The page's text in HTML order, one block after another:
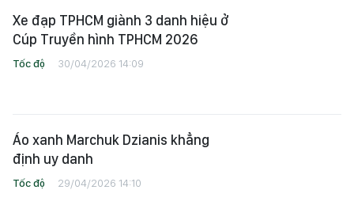
Xe đạp TPHCM giành 3 danh hiệu ở
Cúp Truyền hình TPHCM 2026
Tốc độ 30/04/2026 14:09
Áo xanh Marchuk Dzianis khẳng
định uy danh
Tốc độ 29/04/2026 14:10